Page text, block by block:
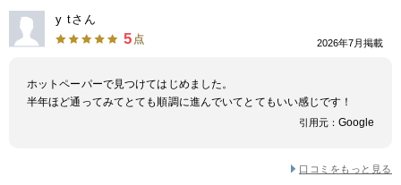
y tさん
5 点 2026年7月掲載
ホットペーパーで見つけてはじめました。
半年ほど通ってみてとても順調に進んでいてとてもいい感じです！
引用元： Google
口コミをもっと見る